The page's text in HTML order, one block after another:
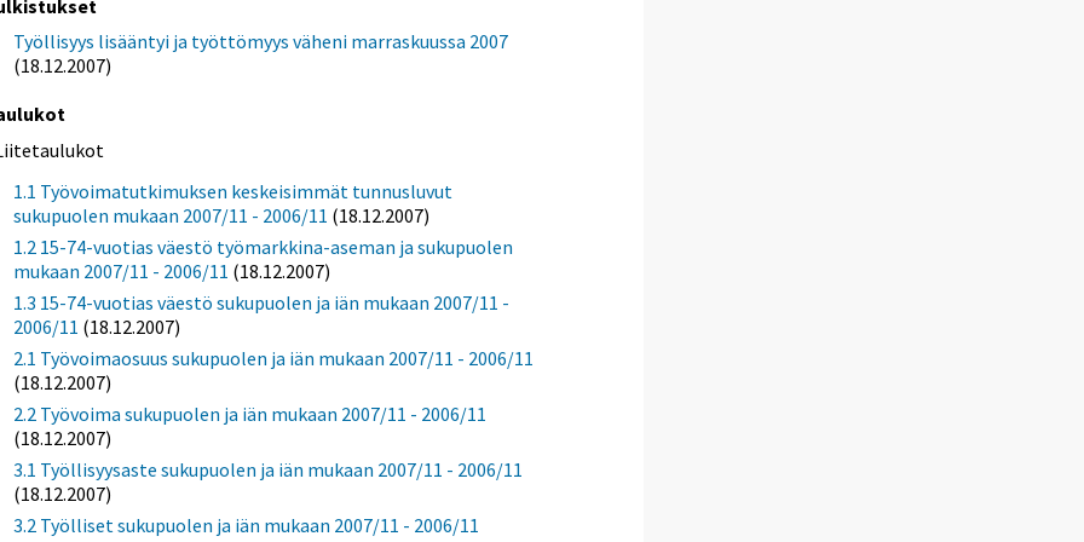
Työllisyys lisääntyi ja työttömyys väheni marraskuussa 2007
(18.12.2007)
1.1 Työvoimatutkimuksen keskeisimmät tunnusluvut
sukupuolen mukaan 2007/11 - 2006/11 (18.12.2007)
1.2 15-74-vuotias väestö työmarkkina-aseman ja sukupuolen
mukaan 2007/11 - 2006/11 (18.12.2007)
1.3 15-74-vuotias väestö sukupuolen ja iän mukaan 2007/11 -
2006/11 (18.12.2007)
2.1 Työvoimaosuus sukupuolen ja iän mukaan 2007/11 - 2006/11
(18.12.2007)
2.2 Työvoima sukupuolen ja iän mukaan 2007/11 - 2006/11
(18.12.2007)
3.1 Työllisyysaste sukupuolen ja iän mukaan 2007/11 - 2006/11
(18.12.2007)
3.2 Työlliset sukupuolen ja iän mukaan 2007/11 - 2006/11